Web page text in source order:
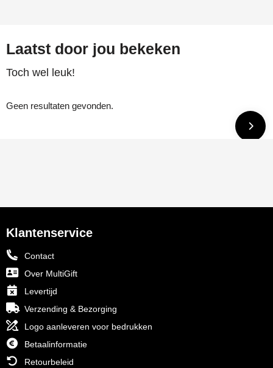
Laatst door jou bekeken
Toch wel leuk!
Geen resultaten gevonden.
Klantenservice
Contact
Over MultiGift
Levertijd
Verzending & Bezorging
Logo aanleveren voor bedrukken
Betaalinformatie
Retourbeleid